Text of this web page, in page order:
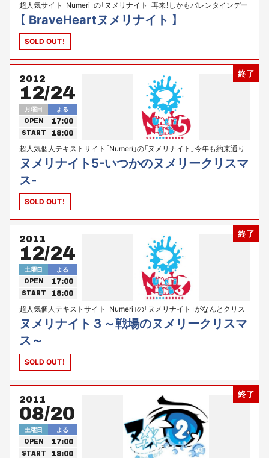
超人気サイト「Numeri」の「ヌメリナイト」再来！しかもバレンタインデー
のお台場！！！！Numeriプレゼンツ
【 BraveHeartヌメリナイト 】
SOLD OUT！
終了
2012
12/24
月曜日 よる
OPEN 17:00
START 18:00
超人気個人テキストサイト「Numeri」の「ヌメリナイト」今年も約束通り
クリスマスイヴのお台場降臨！！Numeriプレゼンツ
ヌメリナイト5-いつかのヌメリークリスマ
ス-
SOLD OUT！
終了
2011
12/24
土曜日 よる
OPEN 17:00
START 18:00
超人気個人テキストサイト「Numeri」の「ヌメリナイト」がなんとクリス
マスイヴのお台場に！！ Numeriプレゼンツ
ヌメリナイト３～戦場のヌメリークリスマ
ス～
SOLD OUT！
終了
2011
08/20
土曜日 よる
OPEN 17:00
START 18:00